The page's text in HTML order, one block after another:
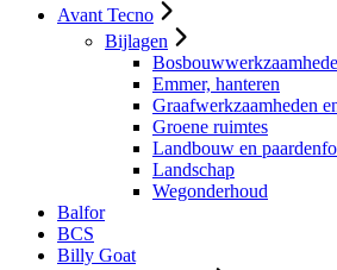
Avant Tecno
Bijlagen
Emmer, hanteren
Graafwerkzaamheden
Groene ruimtes
Landbouw en
Landschap
Wegonderhoud
Balfor
BCS
Billy Goat